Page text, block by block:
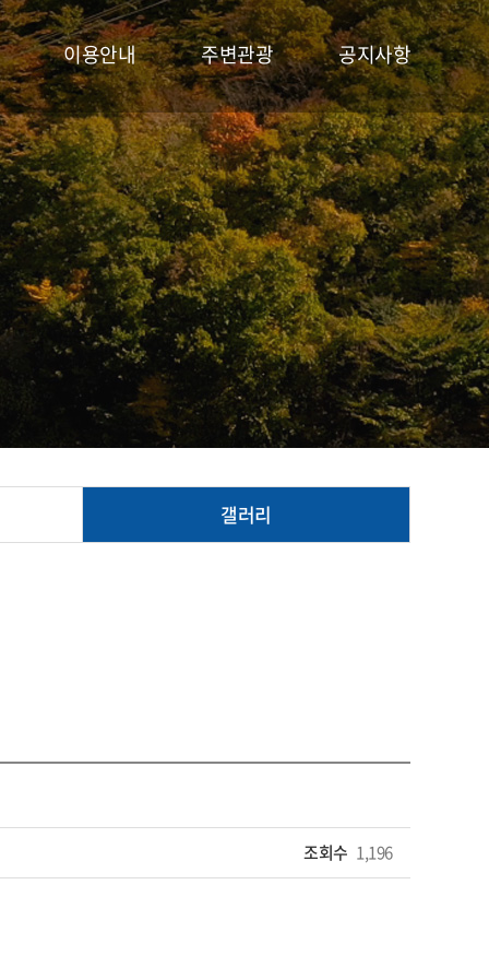
이용안내 주변관광 공지사항
갤러리
조회수 1,196